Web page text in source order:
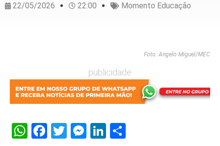
22/05/2026 22:00 Momento Educação
Foto: Angelo Miguel/MEC
publicidade
WhatsApp
Facebook
Twitter
Messenger
LinkedIn